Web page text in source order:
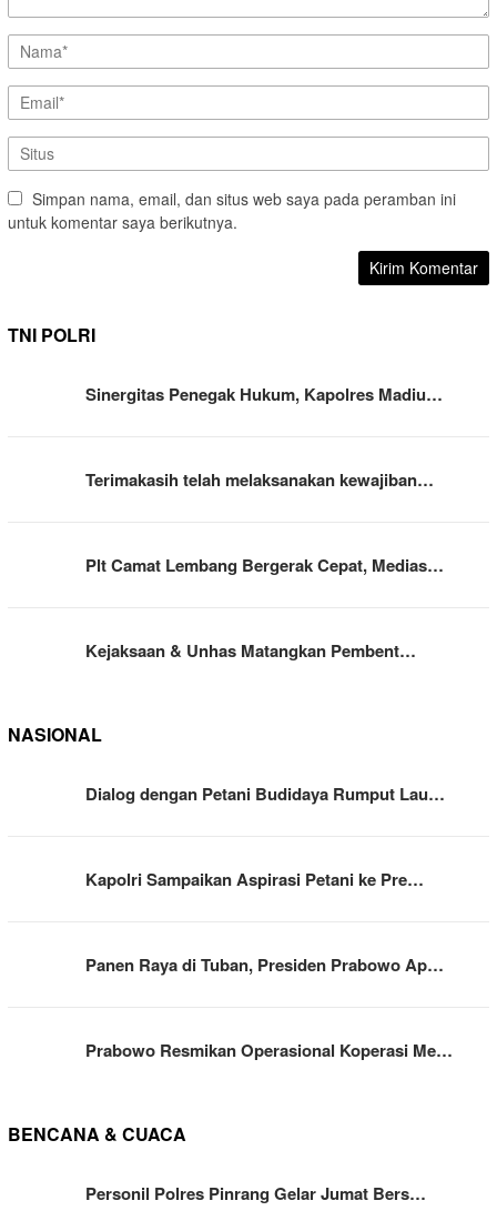
Simpan nama, email, dan situs web saya pada peramban ini
untuk komentar saya berikutnya.
TNI POLRI
Sinergitas Penegak Hukum, Kapolres Madiu…
Terimakasih telah melaksanakan kewajiban…
Plt Camat Lembang Bergerak Cepat, Medias…
Kejaksaan & Unhas Matangkan Pembent…
NASIONAL
Dialog dengan Petani Budidaya Rumput Lau…
Kapolri Sampaikan Aspirasi Petani ke Pre…
Panen Raya di Tuban, Presiden Prabowo Ap…
Prabowo Resmikan Operasional Koperasi Me…
BENCANA & CUACA
Personil Polres Pinrang Gelar Jumat Bers…